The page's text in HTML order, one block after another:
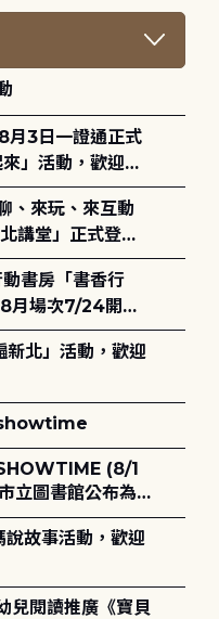
」活動，歡迎踴
)。
講堂」正式登
月場次7/24開始
showtime
SHOWTIME (8/1
立圖書館公布為
說故事活動，歡迎
兒閱讀推廣《寶貝